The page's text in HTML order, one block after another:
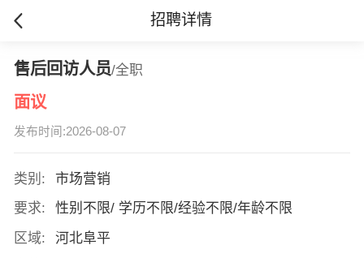
招聘详情
售后回访人员/全职
面议
发布时间:2026-08-07
类别:
市场营销
要求:
性别不限/ 学历不限/经验不限/年龄不限
区域:
河北阜平